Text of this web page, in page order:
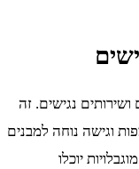
נגישים. זה
וגישה נוחה למבנים
יוכלו